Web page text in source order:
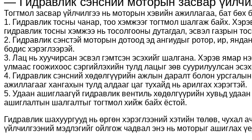
Тогтмол засвар үйлчилгээ нь моторын хэвийн ажиллагаа, бат бөх
1. Гидравлик тосны чанар, тоо хэмжээг тогтмол шалгаж байх.
гидравлик тосны хэмжээ нь тосолгооны дутагдал, эсвэл газрын
2. Гидравлик сэнстэй моторын дотоод эд ангиудыг ротор, ир,
бодис хэрэглээрэй.
3. Лац нь хуучирсан эсвэл гэмтсэн эсэхийг шалгана. Хэрэв ямар
улмаас гоожихоос сэргийлэхийн тулд лацыг зөв суурилуулсан
4. Гидравлик сэнсний хөдөлгүүрийн ажлын даралт болон
ажиллагааг хангахын тулд алдааг цаг тухайд нь арилгах хэрэгтэй.
5. Удаан ашиглаагүй гидравлик вентиль хөдөлгүүрийн хувьд
ашиглалтын шалгалтыг тогтмол хийж байх ёстой.
Гидравлик шахуургууд нь өргөн хэрэглээний хэтийн төлөв,
үйлчилгээний мэдлэгийг ойлгож чадвал энэ нь моторыг ашиглах